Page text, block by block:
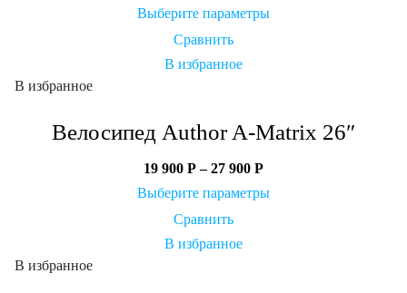
Выберите параметры
Сравнить
В избранное
В избранное
Велосипед Author A-Matrix 26″
19 900 Р–27 900 Р
Выберите параметры
Сравнить
В избранное
В избранное